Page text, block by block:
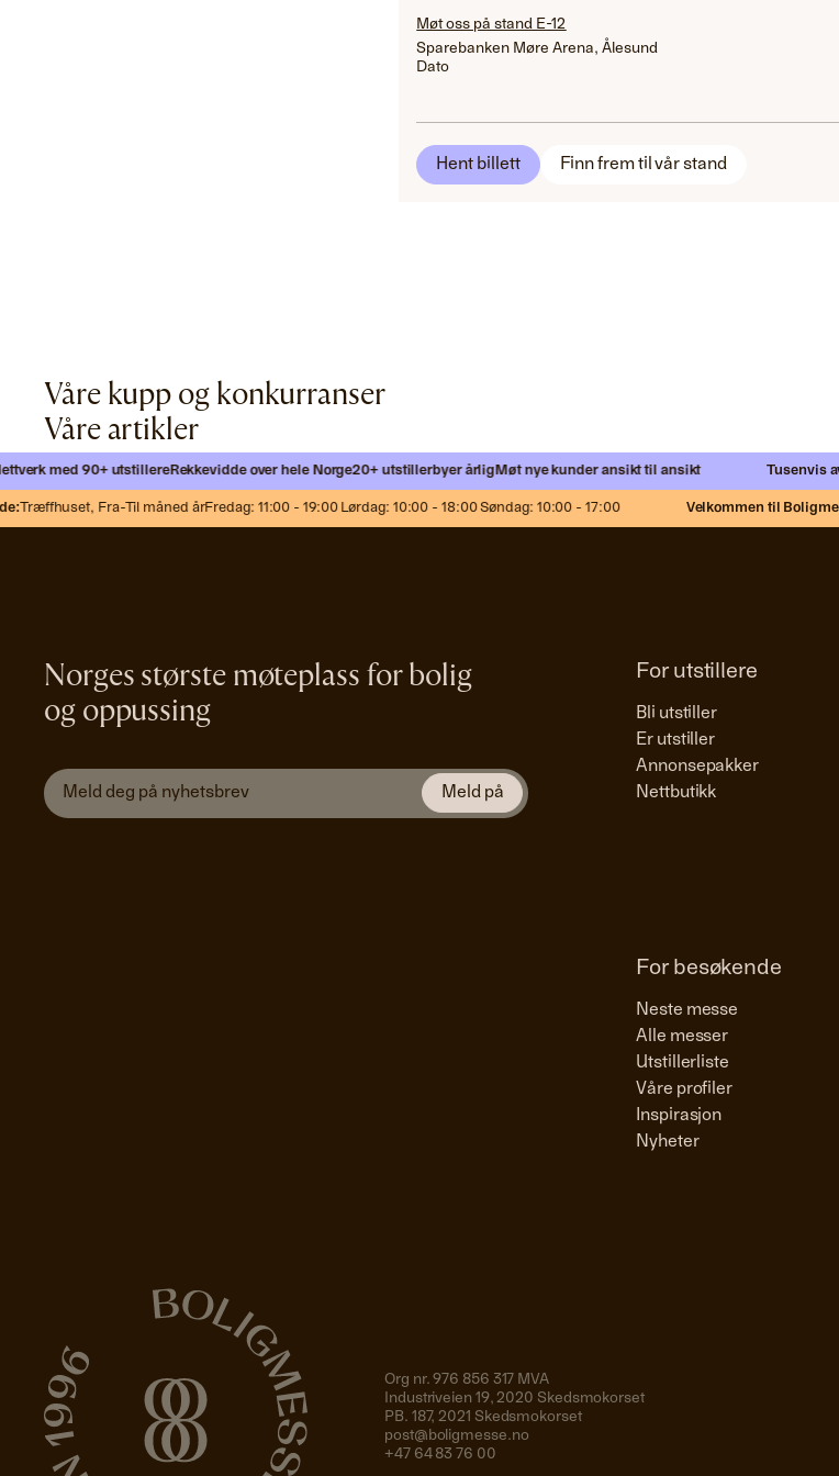
Møt oss på stand E-12
Sparebanken Møre Arena, Ålesund
Dato
Hent billett Finn frem til vår stand
Våre kupp og konkurranser
Våre artikler
med 90+ utstillereRekkevidde over hele Norge20+ utstillerbyer årligMøt nye kunder ansikt til ansikt Tusenvis av
Træffhuset,Fra-Til måned år Fredag: 11:00 - 19:00 Lørdag: 10:00 - 18:00 Søndag: 10:00 - 17:00 Velkommen til
Norges største møteplass for bolig
og oppussing
For utstillere
Bli utstiller
Er utstiller
Annonsepakker
Nettbutikk
For besøkende
Neste messe
Alle messer
Utstillerliste
Våre profiler
Inspirasjon
Nyheter
Org nr. 976 856 317 MVA
Industriveien 19, 2020 Skedsmokorset
PB. 187, 2021 Skedsmokorset
post@boligmesse.no
+47 64 83 76 00